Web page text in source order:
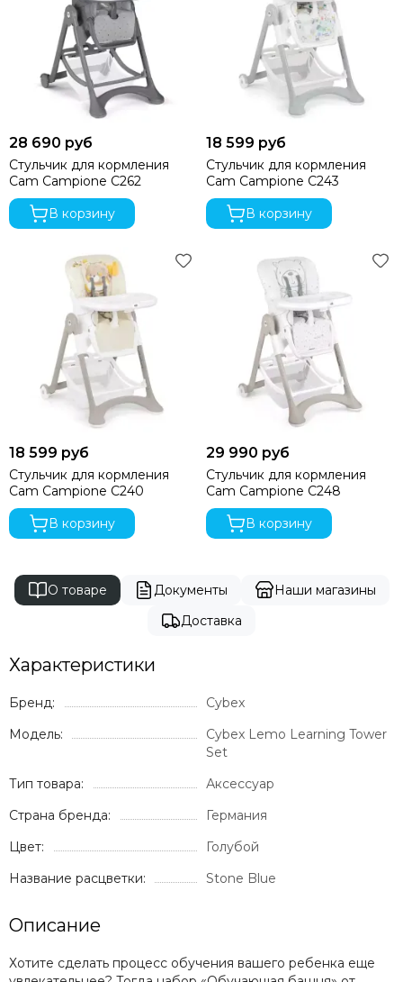
28 690 руб
Стульчик для кормления
Cam Campione С262
В корзину
18 599 руб
Стульчик для кормления
Cam Campione C243
В корзину
18 599 руб
Стульчик для кормления
Cam Campione C240
В корзину
29 990 руб
Стульчик для кормления
Cam Campione C248
В корзину
О товаре Документы
Наши магазины
Доставка
Характеристики
Бренд:
Cybex
Модель:
Cybex Lemo Learning Tower
Set
Тип товара:
Аксессуар
Страна бренда:
Германия
Цвет:
Голубой
Название расцветки:
Stone Blue
Описание
Хотите сделать процесс обучения вашего ребенка еще